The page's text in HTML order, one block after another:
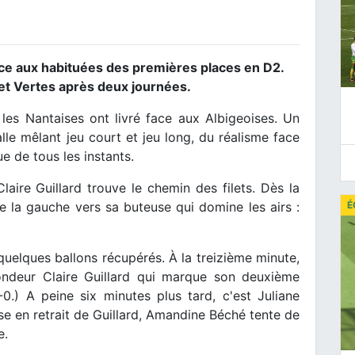
aux habituées des premières places en D2.
Vertes après deux journées.
Nantaises ont livré face aux Albigeoises. Un
mêlant jeu court et jeu long, du réalisme face
de tous les instants.
Guillard trouve le chemin des filets. Dès la
la gauche vers sa buteuse qui domine les airs :
ballons récupérés. À la treizième minute,
Claire Guillard qui marque son deuxième
A peine six minutes plus tard, c'est Juliane
en retrait de Guillard, Amandine Béché tente de